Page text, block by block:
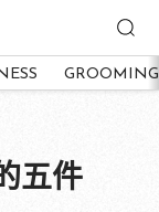
GROOMING
五件